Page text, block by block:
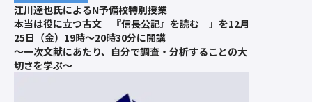
江川達也氏によるN予備校特別授業
本当は役に立つ古文―『信長公記』を読む―」を12月
25日（金）19時～20時30分に開講
～一次文献にあたり、自分で調査・分析することの大
切さを学ぶ～